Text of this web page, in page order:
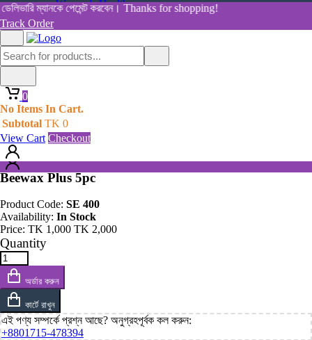
ম্যানকে পেমেন্ট করবেন। Thanks for shopping!
Track Order
0
No Items In Cart.
Subtotal TK 0
View Cart Checkout
Women's Health
View All Categories
Shop By Category
Home
0
No Items In Cart.
Subtotal TK0
View Cart
Beewax Plus 5pc
Beewax Plus 5pc
Product Code: SE 400
Availability: In Stock
Price: TK 1,000 TK 2,000
Quantity
অর্ডার করুন
কার্টে রাখুন
এই পণ্য সম্পর্কে প্রশ্ন আছে? অনুগ্রহপূর্বক কল করুন:
+8801715-478394